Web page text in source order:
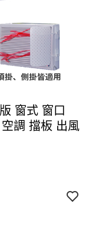
窗式 窗口
調 擋板 出風